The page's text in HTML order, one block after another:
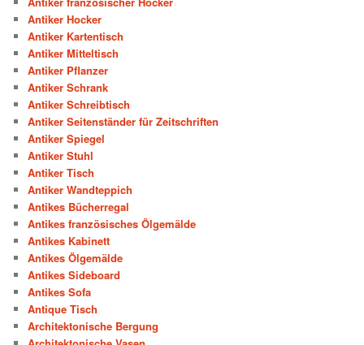
Antiker Hocker
Antiker Kartentisch
Antiker Mitteltisch
Antiker Pflanzer
Antiker Schrank
Antiker Schreibtisch
Antiker Seitenständer für Zeitschriften
Antiker Spiegel
Antiker Stuhl
Antiker Tisch
Antiker Wandteppich
Antikes Bücherregal
Antikes französisches Ölgemälde
Antikes Kabinett
Antikes Ölgemälde
Antikes Sideboard
Antikes Sofa
Antique Tisch
Architektonische Bergung